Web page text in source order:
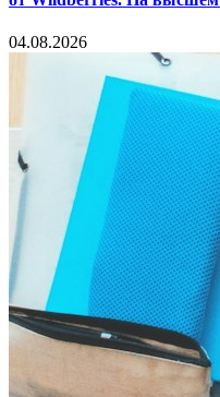
04.08.2026